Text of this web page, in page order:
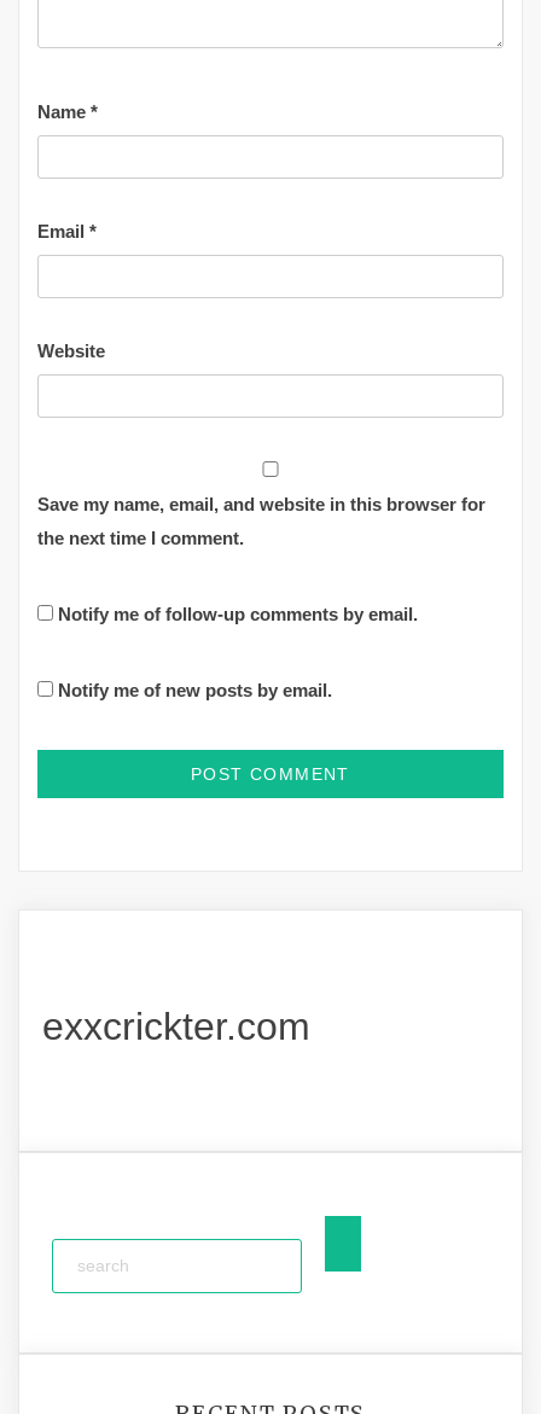
Name *
Email *
Website
Save my name, email, and website in this browser for
the next time I comment.
Notify me of follow-up comments by email.
Notify me of new posts by email.
exxcrickter.com